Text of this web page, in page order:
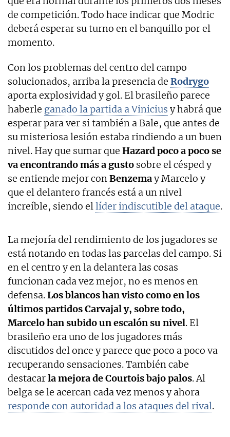
de competición. Todo hace indicar que Modric
deberá esperar su turno en el banquillo por el
momento.
Con los problemas del centro del campo
solucionados, arriba la presencia de Rodrygo
aporta explosividad y gol. El brasileño parece
haberle ganado la partida a Vinicius y habrá que
esperar para ver si también a Bale, que antes de
su misteriosa lesión estaba rindiendo a un buen
nivel. Hay que sumar que Hazard poco a poco se
va encontrando más a gusto sobre el césped y
se entiende mejor conBenzemay Marcelo y
que el delantero francés está a un nivel
increíble, siendo ellíder indiscutible del ataque.
La mejoría del rendimiento de los jugadores se
está notando en todas las parcelas del campo. Si
en el centro y en la delantera las cosas
funcionan cada vez mejor, no es menos en
defensa.Los blancos han visto como en los
últimos partidos Carvajal y, sobre todo,
Marcelo han subido un escalón su nivel. El
brasileño era uno de los jugadores más
discutidos del once y parece que poco a poco va
recuperando sensaciones. También cabe
destacarla mejora de Courtois bajo palos. Al
belga se le acercan cada vez menos y ahora
responde con autoridad a los ataques del rival.